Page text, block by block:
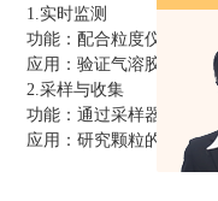
1.实时监测
功能：配合粒度仪、光谱
应用：验证气溶胶生成效
2.采样与收集
功能：通过采样器（如滤膜
应用：研究颗粒的物理特